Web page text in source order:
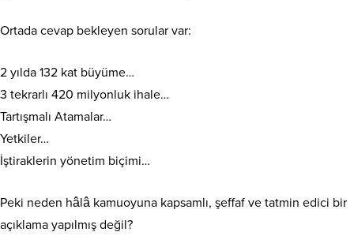
Ortada cevap bekleyen sorular var:
2 yılda 132 kat büyüme…
3 tekrarlı 420 milyonluk ihale…
Tartışmalı Atamalar…
Yetkiler…
İştiraklerin yönetim biçimi…
Peki neden hâlâ kamuoyuna kapsamlı, şeffaf ve tatmin edici bir
açıklama yapılmış değil?